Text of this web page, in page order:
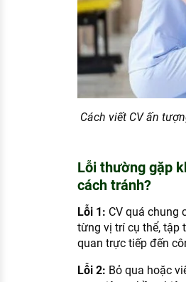
Cách viết CV ấn
Lỗi thường gặp
cách tránh?
Lỗi 1: CV quá chung
từng vị trí cụ thể, tập
quan trực tiếp đến
Lỗi 2: Bỏ qua hoặc